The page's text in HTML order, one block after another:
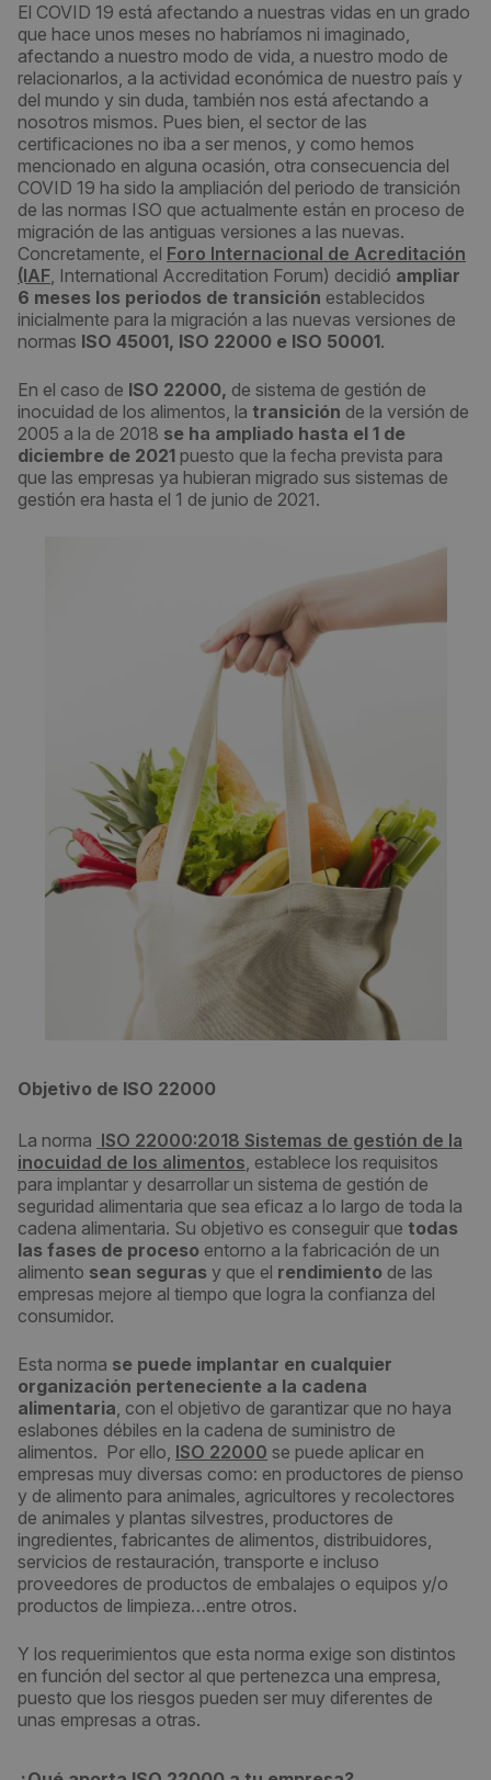
El COVID 19 está afectando a nuestras vidas en un grado
que hace unos meses no habríamos ni imaginado,
afectando a nuestro modo de vida, a nuestro modo de
relacionarlos, a la actividad económica de nuestro país y
del mundo y sin duda, también nos está afectando a
nosotros mismos. Pues bien, el sector de las
certificaciones no iba a ser menos, y como hemos
mencionado en alguna ocasión, otra consecuencia del
COVID 19 ha sido la ampliación del periodo de transición
de las normas ISO que actualmente están en proceso de
migración de las antiguas versiones a las nuevas.
Concretamente, el Foro Internacional de Acreditación
(IAF, International Accreditation Forum) decidió ampliar
6 meses los periodos de transición establecidos
inicialmente para la migración a las nuevas versiones de
normas ISO 45001, ISO 22000 e ISO 50001.
En el caso de ISO 22000, de sistema de gestión de
inocuidad de los alimentos, la transición de la versión de
2005 a la de 2018 se ha ampliado hasta el 1 de
diciembre de 2021 puesto que la fecha prevista para
que las empresas ya hubieran migrado sus sistemas de
gestión era hasta el 1 de junio de 2021.
Objetivo de ISO 22000
La norma ISO 22000:2018 Sistemas de gestión de la
inocuidad de los alimentos, establece los requisitos
para implantar y desarrollar un sistema de gestión de
seguridad alimentaria que sea eficaz a lo largo de toda la
cadena alimentaria. Su objetivo es conseguir que todas
las fases de proceso entorno a la fabricación de un
alimento sean seguras y que el rendimiento de las
empresas mejore al tiempo que logra la confianza del
consumidor.
Esta norma se puede implantar en cualquier
organización perteneciente a la cadena
alimentaria, con el objetivo de garantizar que no haya
eslabones débiles en la cadena de suministro de
alimentos. Por ello, ISO 22000 se puede aplicar en
empresas muy diversas como: en productores de pienso
y de alimento para animales, agricultores y recolectores
de animales y plantas silvestres, productores de
ingredientes, fabricantes de alimentos, distribuidores,
servicios de restauración, transporte e incluso
proveedores de productos de embalajes o equipos y/o
productos de limpieza…entre otros.
Y los requerimientos que esta norma exige son distintos
en función del sector al que pertenezca una empresa,
puesto que los riesgos pueden ser muy diferentes de
unas empresas a otras.